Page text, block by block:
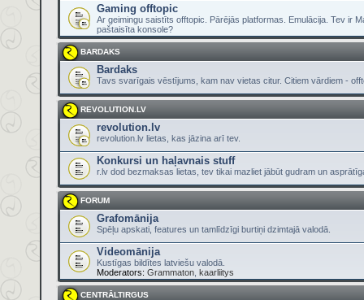
Gaming offtopic
Ar geimingu saistīts offtopic. Pārējās platformas. Emulācija. Tev ir
paštaisīta konsole?
BARDAKS
Bardaks
Tavs svarīgais vēstījums, kam nav vietas citur. Citiem vārdiem -
REVOLUTION.LV
revolution.lv
revolution.lv lietas, kas jāzina arī tev.
Konkursi un haļavnais stuff
r.lv dod bezmaksas lietas, tev tikai mazliet jābūt gudram un
FORUM
Grafomānija
Spēļu apskati, features un tamlīdzīgi burtiņi dzimtajā valodā.
Videomānija
Kustīgas bildītes latviešu valodā.
Moderators: Grammaton kaarliitys
CENTRĀLTIRGUS